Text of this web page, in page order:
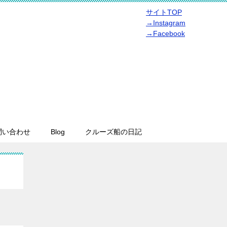
サイトTOP
→Instagram
→Facebook
い合わせ Blog クルーズ船の日記